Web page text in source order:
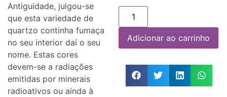
Antiguidade, julgou-se
que esta variedade de
quartzo continha fumaça
no seu interior daí o seu
nome. Estas cores
devem-se a radiações
emitidas por minerais
radioativos ou ainda à
Adicionar ao carrinho